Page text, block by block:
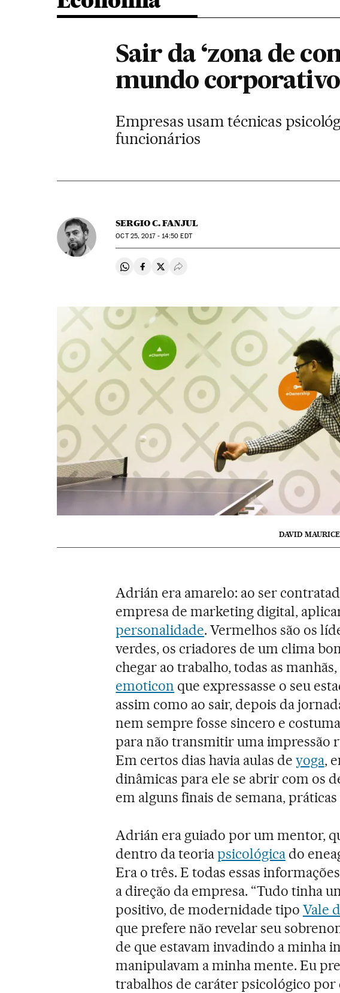
Sair da ‘zona de
mundo corporativo
Empresas usam técnicas
funcionários
SERGIO C. FANJUL
OCT25, 2017 - 14:50 EDT
Compartir en Whatsapp
Compartir en Facebook
Compartir en Twitter
Desplegar Redes Sociales
DAVID
Adrián era amarelo: ao ser
empresa de marketing digital,
personalidade. Vermelhos são os
verdes, os criadores de um clima
chegar ao trabalho, todas as
emoticon que expressasse o seu
assim como ao sair, depois da
nem sempre fosse sincero e
para não transmitir uma impressão
Em certos dias havia aulas de yoga,
dinâmicas para ele se abrir com os
em alguns finais de semana, práticas
Adrián era guiado por um mentor,
dentro da teoriapsicológicado
Era o três. E todas essas
a direção da empresa. “Tudo tinha
positivo, de modernidade tipo Vale
que prefere não revelar seu
de que estavam invadindo a minha
manipulavam a minha mente. Eu
trabalhos de caráter psicológico por